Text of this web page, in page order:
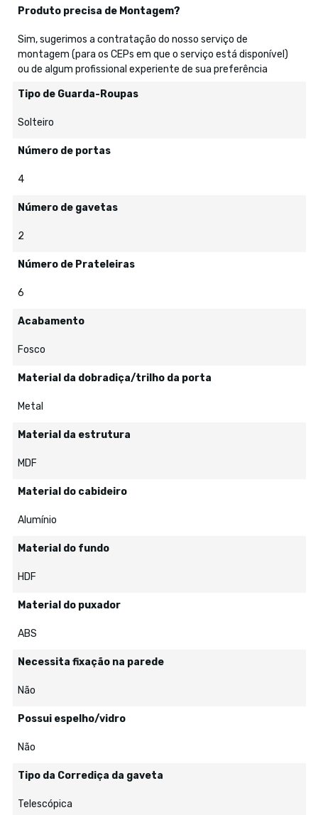
Produto precisa de Montagem?
Sim, sugerimos a contratação do nosso serviço de
montagem (para os CEPs em que o serviço está disponível)
ou de algum profissional experiente de sua preferência
Tipo de Guarda-Roupas
Solteiro
Número de portas
4
Número de gavetas
2
Número de Prateleiras
6
Acabamento
Fosco
Material da dobradiça/trilho da porta
Metal
Material da estrutura
MDF
Material do cabideiro
Alumínio
Material do fundo
HDF
Material do puxador
ABS
Necessita fixação na parede
Não
Possui espelho/vidro
Não
Tipo da Corrediça da gaveta
Telescópica